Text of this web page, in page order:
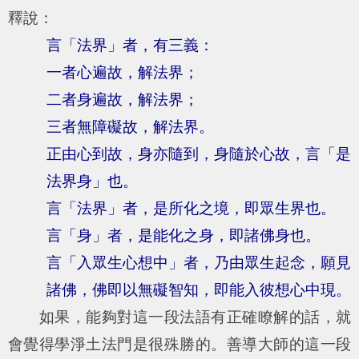
釋說：
言「法界」者，有三義：
一者心遍故，解法界；
二者身遍故，解法界；
三者無障礙故，解法界。
正由心到故，身亦隨到，身隨於心故，言「是
法界身」也。
言「法界」者，是所化之境，即眾生界也。
言「身」者，是能化之身，即諸佛身也。
言「入眾生心想中」者，乃由眾生起念，願見
諸佛，佛即以無礙智知，即能入彼想心中現。
如果，能夠對這一段法語有正確瞭解的話，就
會覺得學淨土法門是很殊勝的。善導大師的這一段